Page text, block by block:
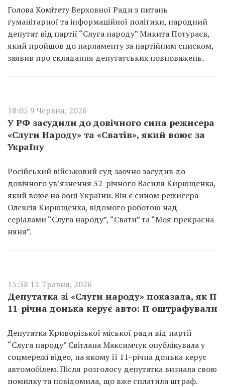
Голова Комітету Верховної Ради з питань
гуманітарної та інформаційної політики, народний
депутат від партії “Слуга народу” Микита Потураєв,
який пройшов до парламенту за партійним списком,
заявив про складання депутатських повноважень.
18:05 9 Червня, 2026
У РФ засудили до довічного сина режисера
«Слуги Народу» та «Сватів», який воює за
Україну
Російський військовий суд заочно засудив до
довічного ув’язнення 32-річного Василя Кирющенка,
який воює на боці України. Він є сином режисера
Олексія Кирющенка, відомого роботою над
серіалами “Слуга народу”, “Свати” та “Моя прекрасна
няня”.
15:38 12 Травня, 2026
Депутатка зі «Слуги народу» показала, як її
11-річна донька керує авто: її оштрафували
Депутатка Криворізької міської ради від партії
“Слуга народу” Світлана Максимчук опублікувала у
соцмережі відео, на якому її 11-річна донька керує
автомобілем. Після розголосу депутатка визнала свою
помилку та повідомила, що вже сплатила штраф.